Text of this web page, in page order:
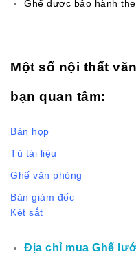
Ghế được bảo hành
Một số nội thất
bạn quan tâm:
Bàn họp
Tủ tài liệu
Ghế văn phòng
Bàn giám đốc
Két sắt
Địa chỉ mua Ghế